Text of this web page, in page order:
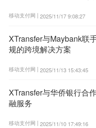
移动支付网 | 2025/11/17 9:08:27
XTransfer与Maybank联
规的跨境解决方案
移动支付网 | 2025/11/13 15:43:45
XTransfer与华侨银行合
融服务
移动支付网 | 2025/11/10 17:49:16